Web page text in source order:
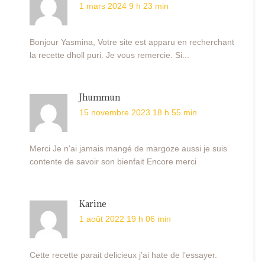
1 mars 2024 9 h 23 min
Bonjour Yasmina, Votre site est apparu en recherchant
la recette dholl puri. Je vous remercie. Si...
Jhummun
15 novembre 2023 18 h 55 min
Merci Je n'ai jamais mangé de margoze aussi je suis
contente de savoir son bienfait Encore merci
Karine
1 août 2022 19 h 06 min
Cette recette parait delicieux j’ai hate de l’essayer.